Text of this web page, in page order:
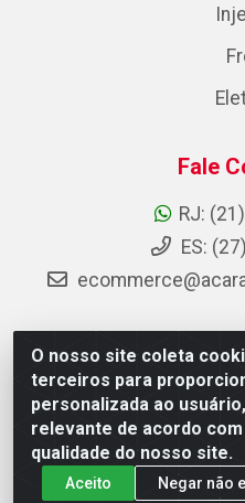
O nosso site coleta
terceiros para
personalizada ao
relevante de acordo
qualidade do nosso site.
Aceito Negar não
Fale
RJ:
ES:
AC Araujo Distribuidora -
São Cristóvão, Rio de
CNPJ